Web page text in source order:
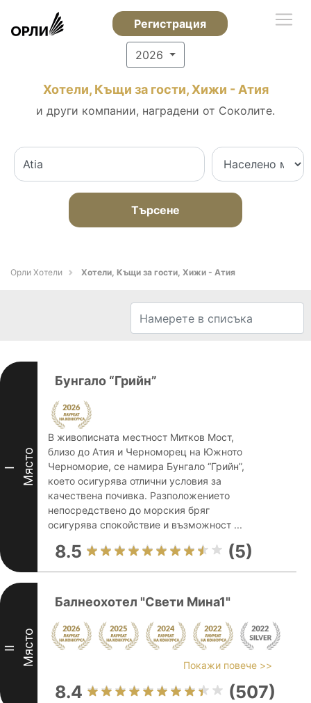
Регистрация
2026
Хотели, Къщи за гости, Хижи - Атия
и други компании, наградени от Соколите.
Търсене
Орли Хотели Хотели, Къщи за гости, Хижи - Атия
I Място
Бунгало “Грийн”
В живописната местност Митков Мост,
близо до Атия и Черноморец на Южното
Черноморие, се намира Бунгало “Грийн”,
което осигурява отлични условия за
качествена почивка. Разположението
непосредствено до морския бряг
осигурява спокойствие и възможност ...
8.5 (5)
II Място
Балнеохотел "Свети Мина1"
Покажи повече >>
8.4 (507)